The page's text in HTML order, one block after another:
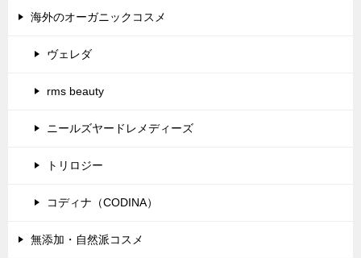
海外のオーガニックコスメ
ヴェレダ
rms beauty
ニールズヤードレメディーズ
トリロジー
コディナ（CODINA）
無添加・自然派コスメ